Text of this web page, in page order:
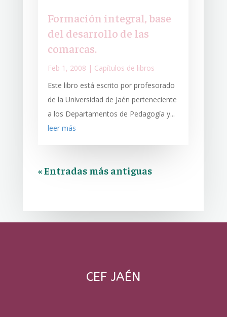
Formación integral, base
del desarrollo de las
comarcas.
Feb 1, 2008 | Capítulos de libros
Este libro está escrito por profesorado
de la Universidad de Jaén perteneciente
a los Departamentos de Pedagogía y...
leer más
« Entradas más antiguas
CEF JAÉN